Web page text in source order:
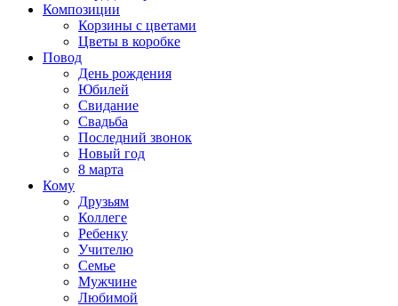
Композиции
Корзины с цветами
Цветы в коробке
Повод
День рождения
Юбилей
Свидание
Свадьба
Последний звонок
Новый год
8 марта
Кому
Друзьям
Коллеге
Ребенку
Учителю
Семье
Мужчине
Любимой